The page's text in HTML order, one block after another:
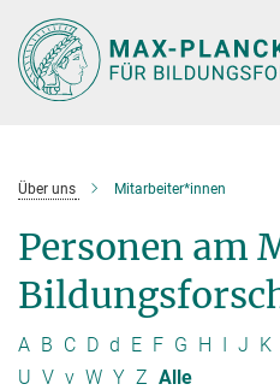
Hauptinhalt
Über uns Mitarbeiter*innen
Personen am
A B C D d E F G H I J K
U V v W Y Z Alle